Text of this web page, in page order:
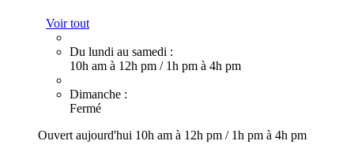
Voir tout
Du lundi au samedi :
10h am à 12h pm / 1h pm à 4h pm
Dimanche :
Fermé
Ouvert aujourd'hui 10h am à 12h pm / 1h pm à 4h pm